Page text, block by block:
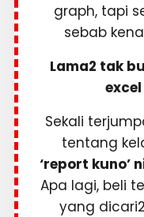
graph, tapi
sebab
Lama2 tak
Sekali
tentang
‘report kuno’
Apa lagi, beli
yang